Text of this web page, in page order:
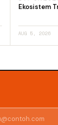
Ekosistem
AUG 5, 2026